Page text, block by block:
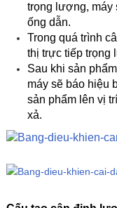
trọng lượng, máy
ống dẫn.
Trong quá trình
thị trực tiếp trọng
Sau khi sản
máy sẽ báo hiệu
sản phẩm lên vị
xả.